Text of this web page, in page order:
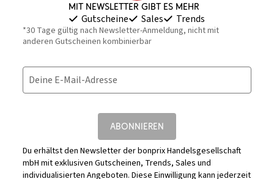
Mit Newsletter gibt es mehr
Gutscheine Sales Trends
*30 Tage gültig nach Newsletter-Anmeldung, nicht mit
anderen Gutscheinen kombinierbar
Deine E-Mail-Adresse
ABONNIEREN
Du erhältst den Newsletter der bonprix Handelsgesellschaft
mbH mit exklusiven Gutscheinen, Trends, Sales und
individualisierten Angeboten. Diese Einwilligung kann jederzeit